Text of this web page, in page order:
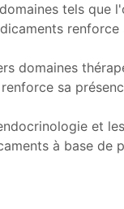
tels que
domaines
sa
et
à base de